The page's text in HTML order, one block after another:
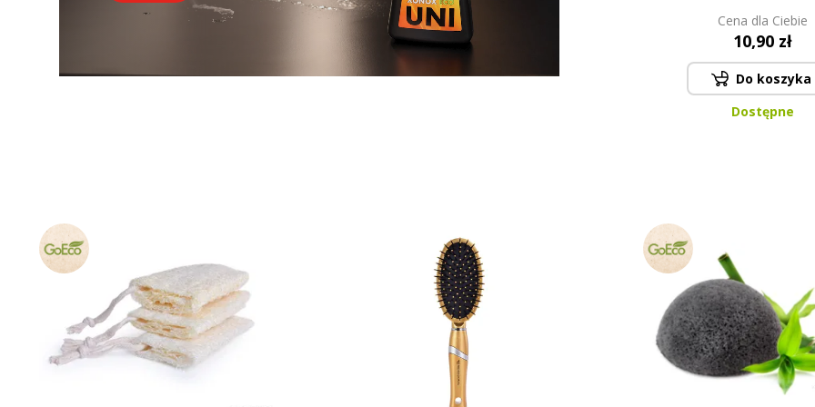
Cena dla Ciebie
10,90 zł
Do koszyka
Dostępne